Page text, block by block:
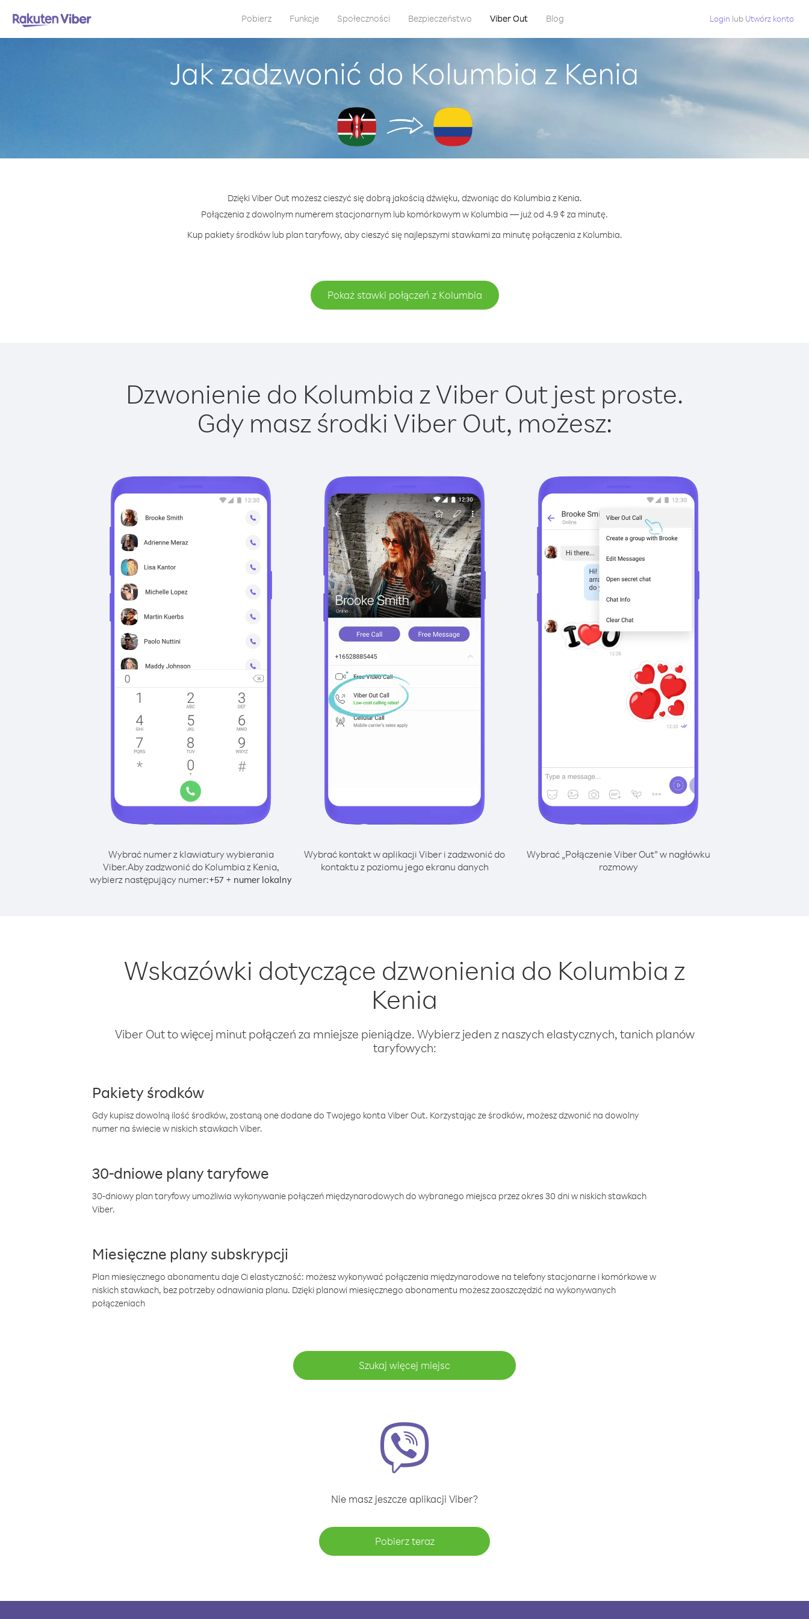
Pobierz Funkcje Społeczności Bezpieczeństwo Viber Out Blog Login lub Utwórz konto
Jak zadzwonić do Kolumbia z Kenia
Dzięki Viber Out możesz cieszyć się dobrą jakością dźwięku, dzwoniąc do Kolumbia z Kenia.
Połączenia z dowolnym numerem stacjonarnym lub komórkowym w Kolumbia — już od 4.9 ¢ za minutę.
Kup pakiety środków lub plan taryfowy, aby cieszyć się najlepszymi stawkami za minutę połączenia z Kolumbia.
Pokaż stawki połączeń z Kolumbia
Dzwonienie do Kolumbia z Viber Out jest proste.
Gdy masz środki Viber Out, możesz:
Wybrać numer z klawiatury wybierania
Viber.Aby zadzwonić do Kolumbia z Kenia,
wybierz następujący numer:+57 + numer lokalny
Wybrać kontakt w aplikacji Viber i zadzwonić do
kontaktu z poziomu jego ekranu danych
Wybrać „Połączenie Viber Out” w nagłówku
rozmowy
Wskazówki dotyczące dzwonienia do Kolumbia z
Kenia
Viber Out to więcej minut połączeń za mniejsze pieniądze. Wybierz jeden z naszych elastycznych, tanich planów
taryfowych:
Pakiety środków
Gdy kupisz dowolną ilość środków, zostaną one dodane do Twojego konta Viber Out. Korzystając ze środków, możesz dzwonić na dowolny
numer na świecie w niskich stawkach Viber.
30-dniowe plany taryfowe
30-dniowy plan taryfowy umożliwia wykonywanie połączeń międzynarodowych do wybranego miejsca przez okres 30 dni w niskich stawkach
Viber.
Miesięczne plany subskrypcji
Plan miesięcznego abonamentu daje Ci elastyczność: możesz wykonywać połączenia międzynarodowe na telefony stacjonarne i komórkowe w
niskich stawkach, bez potrzeby odnawiania planu. Dzięki planowi miesięcznego abonamentu możesz zaoszczędzić na wykonywanych
połączeniach
Szukaj więcej miejsc
Nie masz jeszcze aplikacji Viber?
Pobierz teraz